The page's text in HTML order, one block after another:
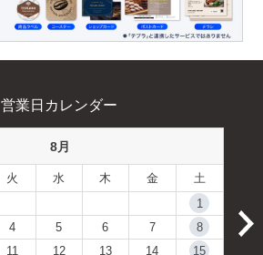
営業日カレンダー
8月
火 水 木 金
土
1
4 5 6 7
8
11 12 13 14
15